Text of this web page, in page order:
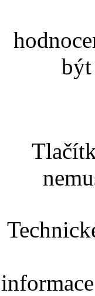
být